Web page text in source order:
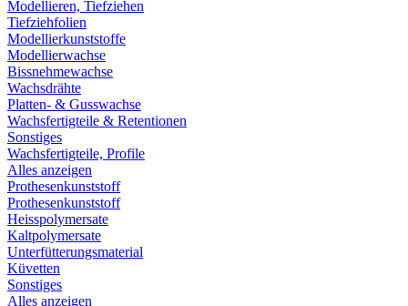
Modellieren, Tiefziehen
Tiefziehfolien
Modellierkunststoffe
Modellierwachse
Bissnehmewachse
Wachsdrähte
Platten- & Gusswachse
Wachsfertigteile & Retentionen
Sonstiges
Wachsfertigteile, Profile
Alles anzeigen
Prothesenkunststoff
Prothesenkunststoff
Heisspolymersate
Kaltpolymersate
Unterfütterungsmaterial
Küvetten
Sonstiges
Alles anzeigen